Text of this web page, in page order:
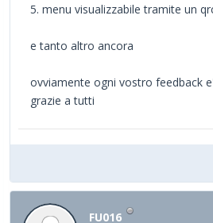
5. menu visualizzabile tramite un
e tanto altro ancora
ovviamente ogni vostro feedback
grazie a tutti
FU016